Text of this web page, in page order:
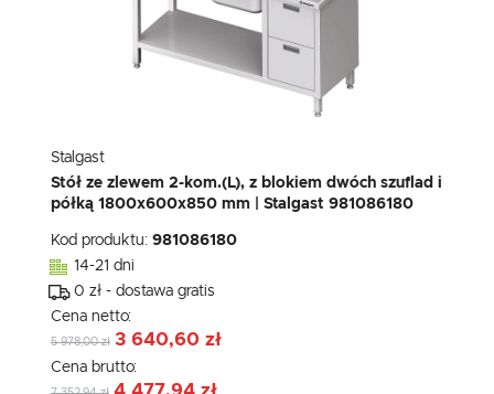
Stalgast
Stół ze zlewem 2-kom.(L), z blokiem dwóch szuflad i
półką 1800x600x850 mm | Stalgast 981086180
Kod produktu: 981086180
14-21 dni
0 zł - dostawa gratis
Cena netto:
5 978,00 zł 3 640,60 zł
Cena brutto: